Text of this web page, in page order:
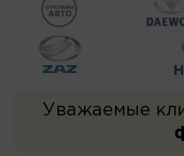
Уважаемые